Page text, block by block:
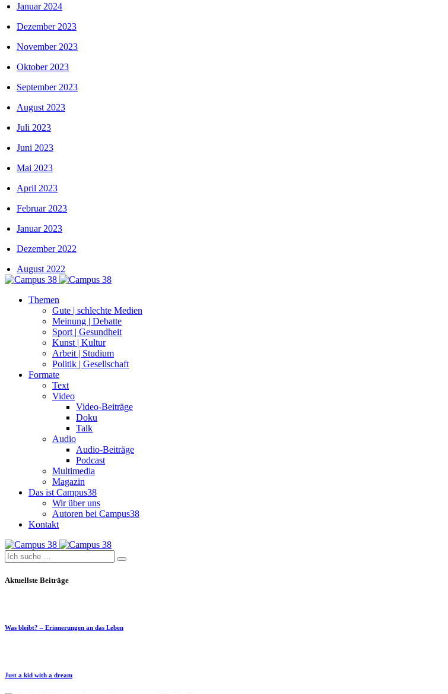
Januar 2024
Dezember 2023
November 2023
Oktober 2023
September 2023
August 2023
Juli 2023
Juni 2023
Mai 2023
April 2023
Februar 2023
Januar 2023
Dezember 2022
August 2022
Themen
Gute | schlechte Medien
Meinung | Debatte
Sport | Gesundheit
Kunst | Kultur
Arbeit | Studium
Politik | Gesellschaft
Formate
Text
Video
Video-Beiträge
Doku
Talk
Audio
Audio-Beiträge
Podcast
Multimedia
Magazin
Das ist Campus38
Wir über uns
Autoren bei Campus38
Kontakt
Aktuellste Beiträge
Was bleibt? – Erinnerungen an das Leben
Just a kid with a dream